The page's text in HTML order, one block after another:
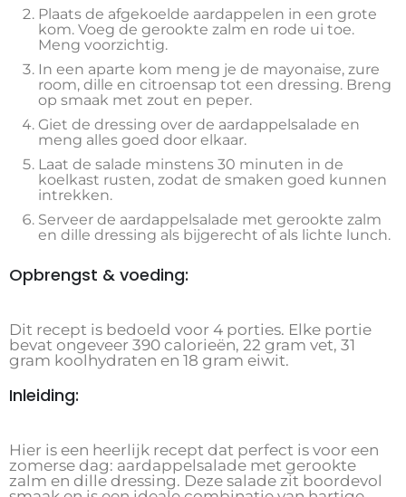
Plaats de afgekoelde aardappelen in een grote
kom. Voeg de gerookte zalm en rode ui toe.
Meng voorzichtig.
In een aparte kom meng je de mayonaise, zure
room, dille en citroensap tot een dressing. Breng
op smaak met zout en peper.
Giet de dressing over de aardappelsalade en
meng alles goed door elkaar.
Laat de salade minstens 30 minuten in de
koelkast rusten, zodat de smaken goed kunnen
intrekken.
Serveer de aardappelsalade met gerookte zalm
en dille dressing als bijgerecht of als lichte lunch.
Opbrengst & voeding:
Dit recept is bedoeld voor 4 porties. Elke portie
bevat ongeveer 390 calorieën, 22 gram vet, 31
gram koolhydraten en 18 gram eiwit.
Inleiding:
Hier is een heerlijk recept dat perfect is voor een
zomerse dag: aardappelsalade met gerookte
zalm en dille dressing. Deze salade zit boordevol